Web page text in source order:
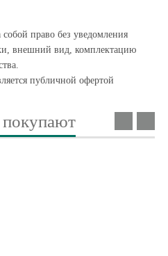
собой право без уведомления
внешний вид, комплектацию
публичной офертой